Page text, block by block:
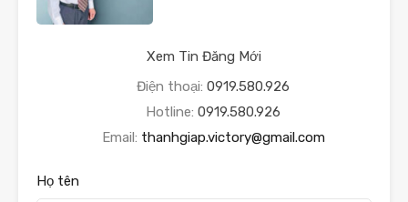
Xem Tin Đăng Mới
Điện thoại: 0919.580.926
Hotline: 0919.580.926
Email: thanhgiap.victory@gmail.com
Họ tên